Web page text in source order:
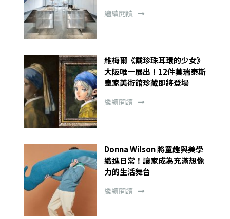
繼續閱讀
維梅爾《戴珍珠耳環的少女》
大阪唯一展出！12件莫瑞泰斯
皇家美術館珍藏即將登場
繼續閱讀
Donna Wilson 將童趣與美學
織進日常！讓家成為充滿想像
力的生活舞台
繼續閱讀